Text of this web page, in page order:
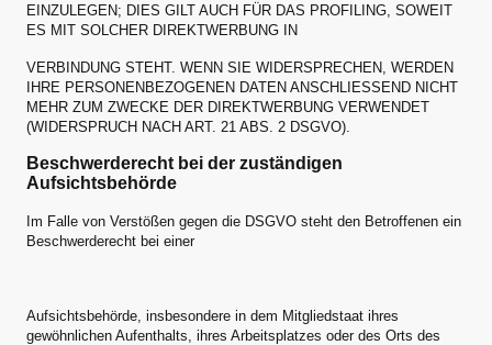
EINZULEGEN; DIES GILT AUCH FÜR DAS PROFILING, SOWEIT
ES MIT SOLCHER DIREKTWERBUNG IN
VERBINDUNG STEHT. WENN SIE WIDERSPRECHEN, WERDEN
IHRE PERSONENBEZOGENEN DATEN ANSCHLIESSEND NICHT
MEHR ZUM ZWECKE DER DIREKTWERBUNG VERWENDET
(WIDERSPRUCH NACH ART. 21 ABS. 2 DSGVO).
Beschwerderecht bei der zuständigen
Aufsichtsbehörde
Im Falle von Verstößen gegen die DSGVO steht den Betroffenen ein
Beschwerderecht bei einer
Aufsichtsbehörde, insbesondere in dem Mitgliedstaat ihres
gewöhnlichen Aufenthalts, ihres Arbeitsplatzes oder des Orts des